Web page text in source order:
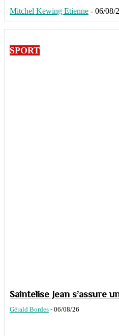
Mitchel Kewing Etienne - 06/08/
SPORT
Saintelise Jean s’assure
Gérald Bordes - 06/08/26